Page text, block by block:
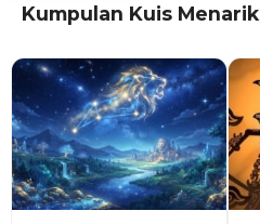
Kumpulan Kuis Menarik